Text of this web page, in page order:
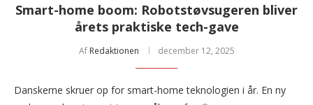
Smart-home boom: Robotstøvsugeren bliver
årets praktiske tech-gave
Af Redaktionen december 12, 2025
Danskerne skruer op for smart-home teknologien i år. En ny